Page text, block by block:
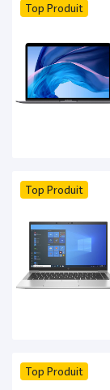
Top Produit
Top Produit
Top Produit